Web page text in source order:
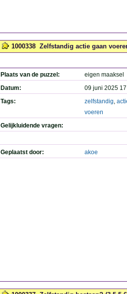
1000338 Zelfstandig actie gaan
Plaats van de puzzel:
eigen maaksel
Datum:
09 juni 2025
Tags:
zelfstandig,
voeren
Gelijkluidende vragen:
Geplaatst door: akoe